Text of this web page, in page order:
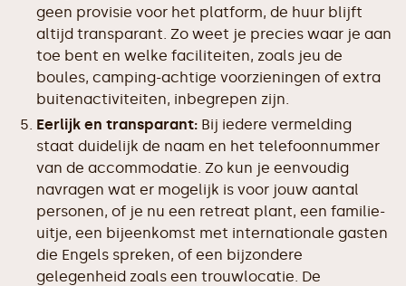
geen provisie voor het platform, de huur blijft
altijd transparant. Zo weet je precies waar je aan
toe bent en welke faciliteiten, zoals jeu de
boules, camping-achtige voorzieningen of extra
buitenactiviteiten, inbegrepen zijn.
Eerlijk en transparant: Bij iedere vermelding
staat duidelijk de naam en het telefoonnummer
van de accommodatie. Zo kun je eenvoudig
navragen wat er mogelijk is voor jouw aantal
personen, of je nu een retreat plant, een familie-
uitje, een bijeenkomst met internationale gasten
die Engels spreken, of een bijzondere
gelegenheid zoals een trouwlocatie. De